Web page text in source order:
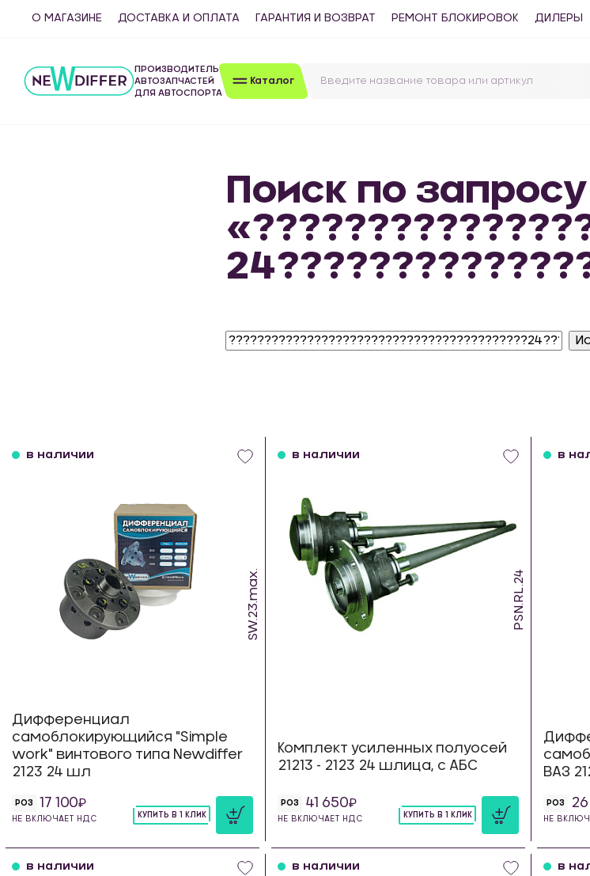
О МАГАЗИНЕ ДОСТАВКА И ОПЛАТА ГАРАНТИЯ И ВОЗВРАТ РЕМОНТ БЛОКИРОВОК ДИЛЕРЫ
ПРОИЗВОДИТЕЛЬ
АВТОЗАПЧАСТЕЙ
ДЛЯ АВТОСПОРТА
Каталог
Поиск по запросу
SW.23.max.
в наличии
Дифференциал
самоблокирующийся "Simple
work" винтового типа Newdiffer
2123 24 шл
РОЗ 17 100
НЕ ВКЛЮЧАЕТ НДС КУПИТЬ В 1 КЛИК
PSN.RL.24
в наличии
Комплект усиленных полуосей
21213 - 2123 24 шлица, с АБС
РОЗ 41 650
НЕ ВКЛЮЧАЕТ НДС КУПИТЬ В 1 КЛИК
в
ВАЗ
РОЗ
НЕ
в наличии в наличии в